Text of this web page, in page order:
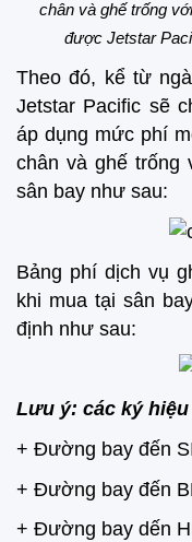
chân và ghế trống
được Jetstar
Theo đó, kể từ
Jetstar Pacific sẽ
áp dụng mức phí
chân và ghế trống
sân bay như sau:
Bảng phí dịch vụ
khi mua tại sân
định như sau:
Lưu ý: các ký
+ Đường bay đến
+ Đường bay đến
+ Đường bay dến